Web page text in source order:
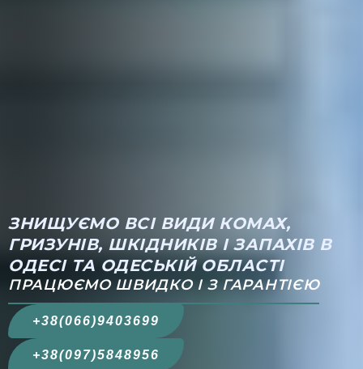
ЗНИЩУЄМО ВСІ ВИДИ КОМАХ,
ГРИЗУНІВ, ШКІДНИКІВ І ЗАПАХІВ В
ОДЕСІ ТА ОДЕСЬКІЙ ОБЛАСТІ
ПРАЦЮЄМО ШВИДКО І З ГАРАНТІЄЮ
+38(066)9403699
+38(097)5848956